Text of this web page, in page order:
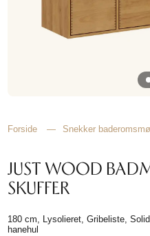
INSPIRASJON
Forside — Snekker
JUST WOOD
SKUFFER
180 cm, Lysolieret, Gribeliste,
hanehul